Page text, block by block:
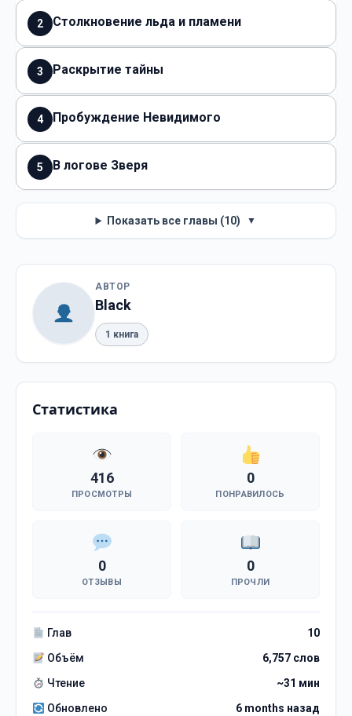
2 Столкновение льда и пламени
3 Раскрытие тайны
4 Пробуждение Невидимого
5 В логове Зверя
Показать все главы (10) ▼
АВТОР
Black
1 книга
Статистика
416
ПРОСМОТРЫ
0
ПОНРАВИЛОСЬ
0
ОТЗЫВЫ
0
ПРОЧЛИ
Глав
10
Объём
6,757 слов
Чтение
~31 мин
Обновлено
6 months назад